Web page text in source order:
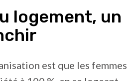
logement, un
est que les femmes